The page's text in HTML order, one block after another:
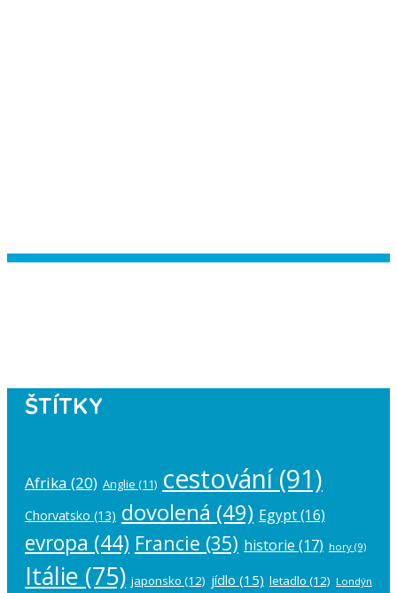
ŠTÍTKY
Afrika (20) Anglie (11) cestování(91)
Chorvatsko (13) dovolená (49) Egypt(16)
evropa (44) Francie (35) historie (17) hory (9)
Itálie (75) japonsko (12) jídlo (15) letadlo (12) Londýn